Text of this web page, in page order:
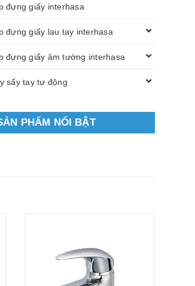
đựng giấy interhasa
đựng giấy lau tay interhasa
đựng giấy âm tường interhasa
sấy tay tự động
PHẨM NỔI BẬT